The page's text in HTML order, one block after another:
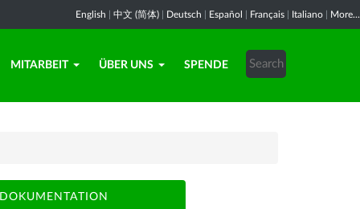
English 中文 (简体) Deutsch Español Français Italiano More...
MITARBEIT ÜBER UNS SPENDE
DOKUMENTATION